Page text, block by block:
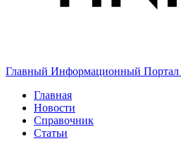
Главный Информационный Портал
Главная
Новости
Справочник
Статьи